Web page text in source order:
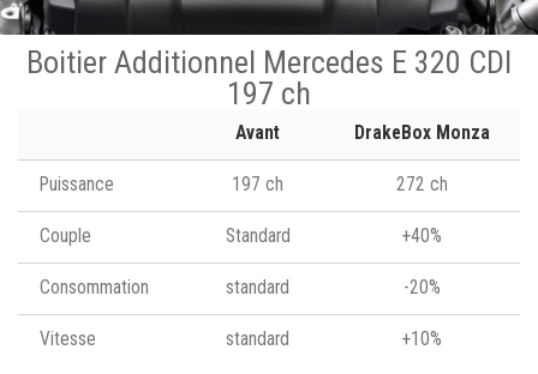
Boitier Additionnel Mercedes E 320 CDI
197 ch
Avant DrakeBox Monza
Puissance 197 ch 272 ch
Couple Standard +40%
Consommation standard -20%
Vitesse standard +10%